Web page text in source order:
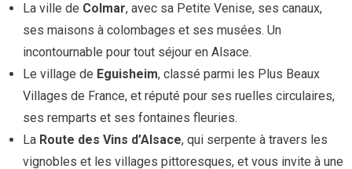
La ville de Colmar, avec sa Petite Venise, ses canaux,
ses maisons à colombages et ses musées. Un
incontournable pour tout séjour en Alsace.
Le village de Eguisheim, classé parmi les Plus Beaux
Villages de France, et réputé pour ses ruelles circulaires,
ses remparts et ses fontaines fleuries.
La Route des Vins d’Alsace, qui serpente à travers les
vignobles et les villages pittoresques, et vous invite à une